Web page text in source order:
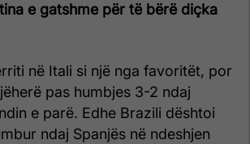
e gatshme për të bërë diçka
në Itali si një nga favoritët, por
pas humbjes 3-2 ndaj
e parë. Edhe Brazili dështoi
ndaj Spanjës në ndeshjen